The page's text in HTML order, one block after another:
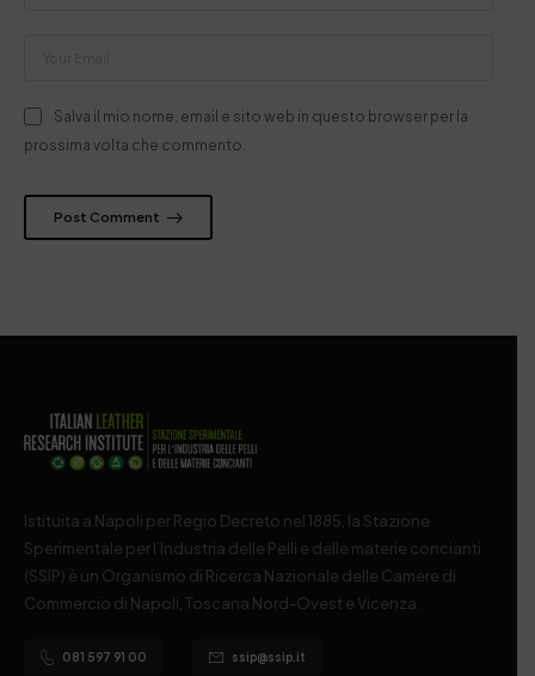
Salva il mio nome, email e sito web in questo browser per la
prossima volta che commento.
Post Comment
Istituita a Napoli per Regio Decreto nel 1885, la Stazione
Sperimentale per l’Industria delle Pelli e delle materie concianti
(SSIP) è un Organismo di Ricerca Nazionale delle Camere di
Commercio di Napoli, Toscana Nord-Ovest e Vicenza.
081 597 91 00 ssip@ssip.it